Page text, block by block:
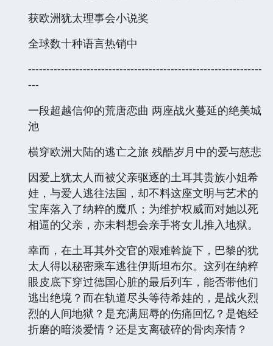
获欧洲犹太理事会小说奖
全球数十种语言热销中
----------------------------------------------------------------
---
一段超越信仰的荒唐恋曲 两座战火蔓延的绝美城
池
横穿欧洲大陆的逃亡之旅 残酷岁月中的爱与慈悲
因爱上犹太人而被父亲驱逐的土耳其贵族小姐希
娃，与爱人逃往法国，却不料这座文明与艺术的
宝库落入了纳粹的魔爪；为维护权威而对她以死
相逼的父亲，亦未料想会亲手将女儿推入地狱。
幸而，在土耳其外交官的艰难斡旋下，巴黎的犹
太人得以秘密乘车逃往伊斯坦布尔。这列在纳粹
眼皮底下穿过德国心脏的最后列车，能否带他们
逃出绝境？而在轨道尽头等待希娃的，是战火烈
烈的人间地狱？是充满屈辱的伤痛回忆？是饱经
折磨的暗淡爱情？还是支离破碎的骨肉亲情？